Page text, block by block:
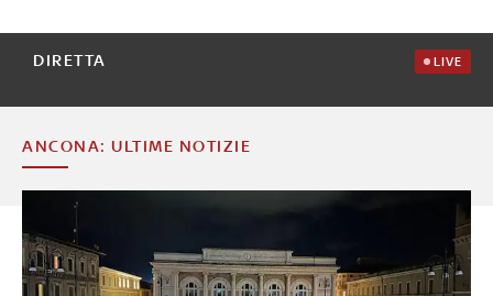
DIRETTA LIVE
ANCONA: ULTIME NOTIZIE